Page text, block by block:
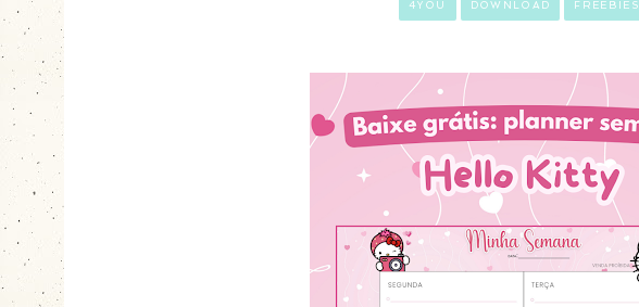
4YOU DOWNLOAD FREEBIES